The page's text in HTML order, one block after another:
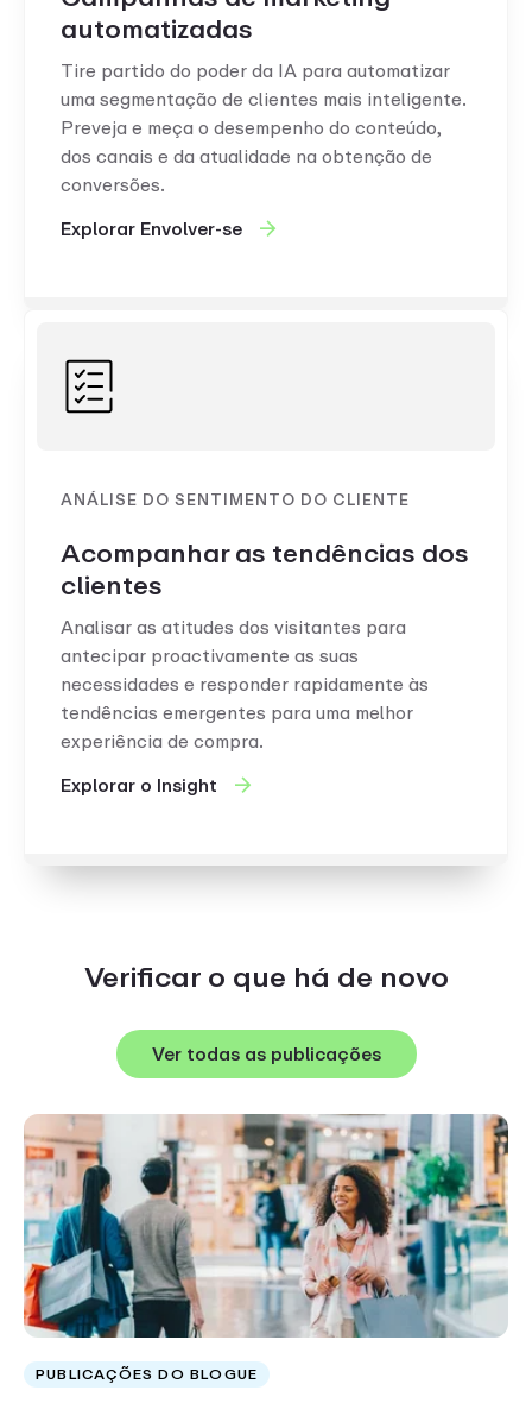
automatizadas
Tire partido do poder da IA para automatizar
uma segmentação de clientes mais inteligente.
Preveja e meça o desempenho do conteúdo,
dos canais e da atualidade na obtenção de
conversões.
Explorar Envolver-se
ANÁLISE DO SENTIMENTO DO CLIENTE
Acompanhar as tendências dos
clientes
Analisar as atitudes dos visitantes para
antecipar proactivamente as suas
necessidades e responder rapidamente às
tendências emergentes para uma melhor
experiência de compra.
Explorar o Insight
Verificar o que há de novo
Ver todas as publicações
PUBLICAÇÕES DO BLOGUE